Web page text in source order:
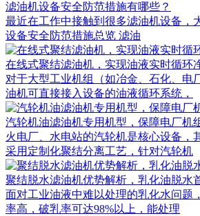
滤油机设备安全防范措施有哪些？
最近在工作中接触到很多滤油机设备，
设备安全防范措施总览 滤油
在线式聚结滤油机，实现油液实时循环
对于大型工业机组（如冶金、石化、电
油机可直接接入设备的油液循环系统，
汽轮机油滤油机专用机型，保障电厂机
火电厂、水电站的汽轮机是核心设备，
采用定制化聚结分离工艺，针对汽轮机
聚结脱水滤油机优势解析，乳化油脱水
面对工业油液中难以处理的乳化水问题
率高，破乳率可达98%以上，能处理